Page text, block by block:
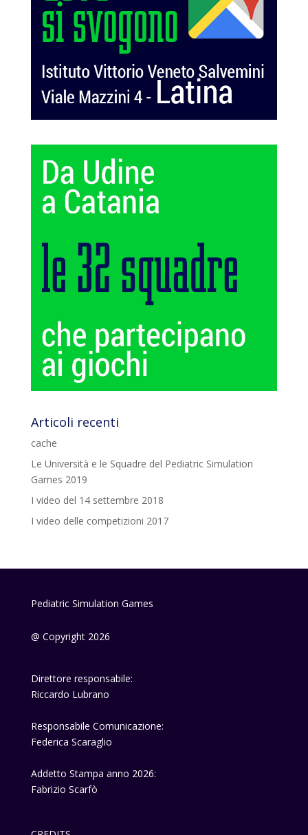
Articoli recenti
cache
Le Università e le Squadre del Pediatric Simulation
Games 2019
I video del 14 settembre 2018
I video delle competizioni 2017
Pediatric Simulation Games
@ Copyright 2026
Direttore responsabile:
Riccardo Lubrano
Responsabile Comunicazione:
Federica Scaraglio
Addetto Stampa anno 2026:
Fabrizio Scarfò